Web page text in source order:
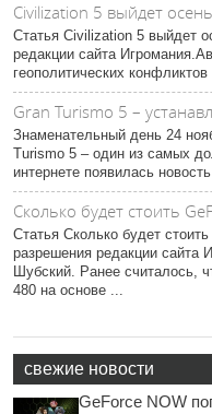
Civilization 5 выйдет
Статья Civilization 5 выйдет
редакции сайта
геополитических
Gran Turismo 5 –
Знаменательный день 24
Turismo 5 – один из самых
интернете появилась
Сколько будет стоить
Статья Сколько будет
разрешения редакции сайта
Шубский. Ранее считалось,
480 на основе ...
свежие новости
GeForce NOW